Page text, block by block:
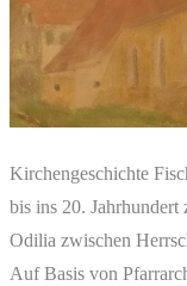
Kirchengeschichte
bis ins 20.
Odilia zwischen
Auf Basis von